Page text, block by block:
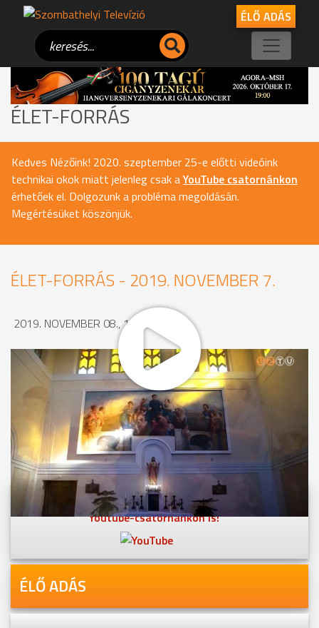
ÉLŐ ADÁS
ÉLET-FORRÁS
Kedves Nézőink! 2020. szeptember 25-e előtti videóink
technikai okok miatt jelenleg csak aYouTube csatornánkon
érhetőek el. Dolgozunk a probléma megoldásán.
Megértésüket köszönjük.
ÉLET-FORRÁS - 2019. NOVEMBER 7.
2019. NOVEMBER 08., 10:07
MEGOSZTÁS
Videóink megtekinthetőek
Youtube-csatornánkon is!
ÉLŐ ADÁS